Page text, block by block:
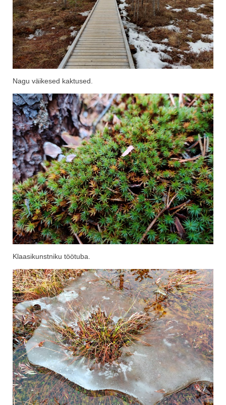
Nagu väikesed kaktused.
Klaasikunstniku töötuba.